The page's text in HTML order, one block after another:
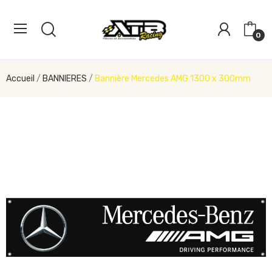
0
Accueil BANNIERES Bannière Mercedes AMG 1300 x 300mm